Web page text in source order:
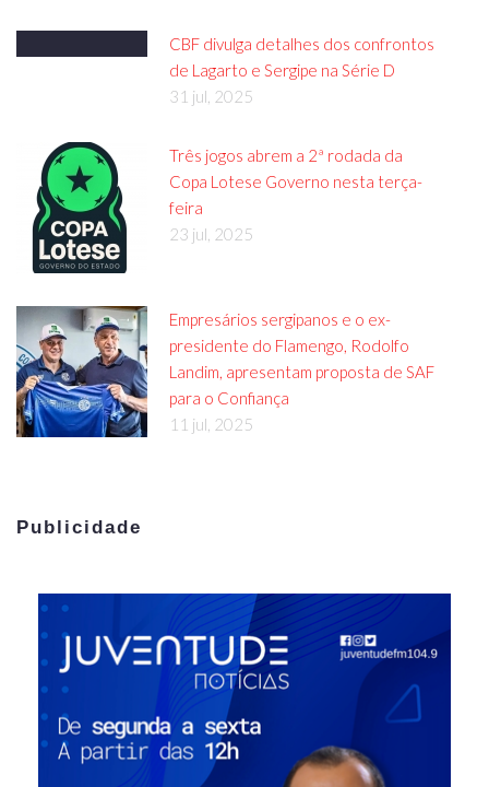
CBF divulga detalhes dos confrontos
de Lagarto e Sergipe na Série D
31 jul, 2025
Três jogos abrem a 2ª rodada da
Copa Lotese Governo nesta terça-
feira
23 jul, 2025
Empresários sergipanos e o ex-
presidente do Flamengo, Rodolfo
Landim, apresentam proposta de SAF
para o Confiança
11 jul, 2025
Publicidade